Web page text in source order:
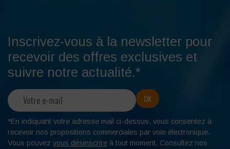
Inscrivez-vous à la newsletter pour
recevoir des offres exclusives et
suivre notre actualité.*
*En indiquant votre adresse mail ci-dessus, vous consentez à
recevoir nos propositions commerciales par voie électronique.
Vous pouvez vous désinscrire à tout moment. Consultez nos